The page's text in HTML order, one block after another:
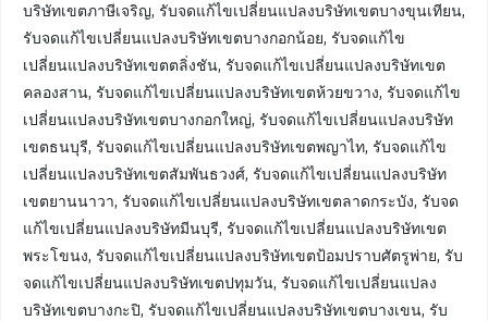
บริษัทเขตภาษีเจริญ, รับจดแก้ไขเปลี่ยนแปลงบริษัทเขตบางขุนเทียน,
รับจดแก้ไขเปลี่ยนแปลงบริษัทเขตบางกอกน้อย, รับจดแก้ไข
เปลี่ยนแปลงบริษัทเขตตลิ่งชัน, รับจดแก้ไขเปลี่ยนแปลงบริษัทเขต
คลองสาน, รับจดแก้ไขเปลี่ยนแปลงบริษัทเขตห้วยขวาง, รับจดแก้ไข
เปลี่ยนแปลงบริษัทเขตบางกอกใหญ่, รับจดแก้ไขเปลี่ยนแปลงบริษัท
เขตธนบุรี, รับจดแก้ไขเปลี่ยนแปลงบริษัทเขตพญาไท, รับจดแก้ไข
เปลี่ยนแปลงบริษัทเขตสัมพันธวงศ์, รับจดแก้ไขเปลี่ยนแปลงบริษัท
เขตยานนาวา, รับจดแก้ไขเปลี่ยนแปลงบริษัทเขตลาดกระบัง, รับจด
แก้ไขเปลี่ยนแปลงบริษัทมีนบุรี, รับจดแก้ไขเปลี่ยนแปลงบริษัทเขต
พระโขนง, รับจดแก้ไขเปลี่ยนแปลงบริษัทเขตป้อมปราบศัตรูพ่าย, รับ
จดแก้ไขเปลี่ยนแปลงบริษัทเขตปทุมวัน, รับจดแก้ไขเปลี่ยนแปลง
บริษัทเขตบางกะปิ, รับจดแก้ไขเปลี่ยนแปลงบริษัทเขตบางเขน, รับ